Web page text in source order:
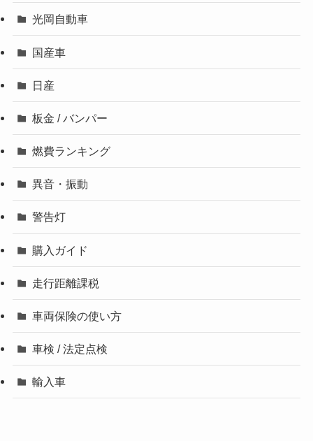
光岡自動車
国産車
日産
板金 / バンパー
燃費ランキング
異音・振動
警告灯
購入ガイド
走行距離課税
車両保険の使い方
車検 / 法定点検
輸入車